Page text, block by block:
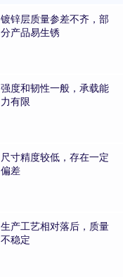
镀锌层质量参差不齐，部
分产品易生锈
强度和韧性一般，承载能
力有限
尺寸精度较低，存在一定
偏差
生产工艺相对落后，质量
不稳定